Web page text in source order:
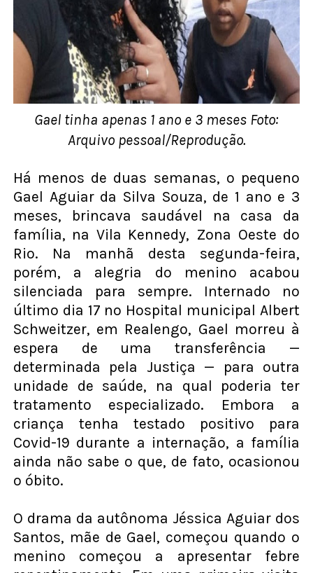
Gael tinha apenas 1 ano e 3 meses Foto:
Arquivo pessoal/Reprodução.
Há menos de duas semanas, o pequeno
Gael Aguiar da Silva Souza, de 1 ano e 3
meses, brincava saudável na casa da
família, na Vila Kennedy, Zona Oeste do
Rio. Na manhã desta segunda-feira,
porém, a alegria do menino acabou
silenciada para sempre. Internado no
último dia 17 no Hospital municipal Albert
Schweitzer, em Realengo, Gael morreu à
espera de uma transferência —
determinada pela Justiça — para outra
unidade de saúde, na qual poderia ter
tratamento especializado. Embora a
criança tenha testado positivo para
Covid-19 durante a internação, a família
ainda não sabe o que, de fato, ocasionou
o óbito.
O drama da autônoma Jéssica Aguiar dos
Santos, mãe de Gael, começou quando o
menino começou a apresentar febre